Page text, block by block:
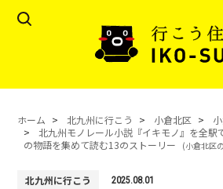
ホーム 北九州に行こう 小倉北区
北九州モノレール小説『イキモノ』を全駅
の物語を集めて読む13のストーリー
(小倉北区
北九州に行こう 2025.08.01